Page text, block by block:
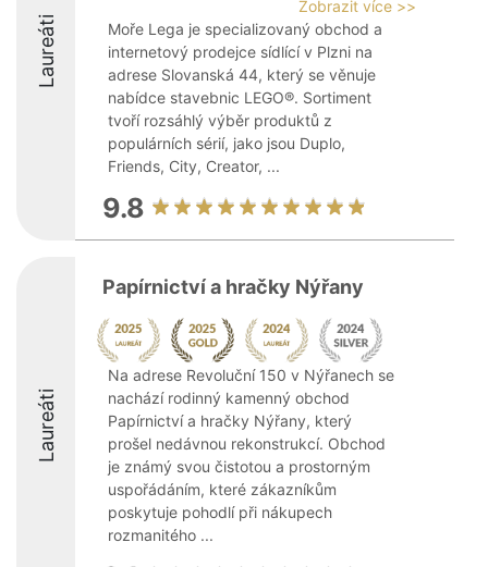
Laureáti
Zobrazit více >>
Moře Lega je specializovaný obchod a
internetový prodejce sídlící v Plzni na
adrese Slovanská 44, který se věnuje
nabídce stavebnic LEGO®. Sortiment
tvoří rozsáhlý výběr produktů z
populárních sérií, jako jsou Duplo,
Friends, City, Creator, ...
9.8
Laureáti
Papírnictví a hračky Nýřany
Na adrese Revoluční 150 v Nýřanech se
nachází rodinný kamenný obchod
Papírnictví a hračky Nýřany, který
prošel nedávnou rekonstrukcí. Obchod
je známý svou čistotou a prostorným
uspořádáním, které zákazníkům
poskytuje pohodlí při nákupech
rozmanitého ...